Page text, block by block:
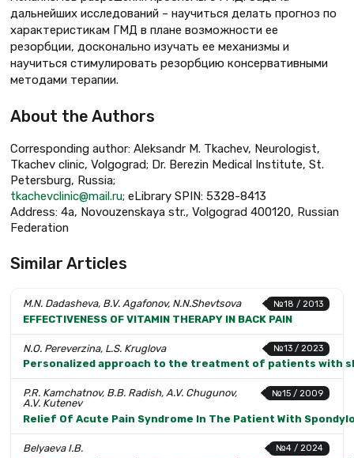
дальнейших исследований – научиться делать прогноз по
характеристикам ГМД в плане возможности ее
резорбции, досконально изучать ее механизмы и
научиться стимулировать резорбцию консервативными
методами терапии.
About the Authors
Corresponding author: Aleksandr M. Tkachev, Neurologist,
Tkachev clinic, Volgograd; Dr. Berezin Medical Institute, St.
Petersburg, Russia;
tkachevclinic@mail.ru; eLibrary SPIN: 5328-8413
Address: 4a, Novouzenskaya str., Volgograd 400120, Russian
Federation
Similar Articles
№18 / 2013
M.N. Dadasheva, B.V. Agafonov, N.N.Shevtsova
EFFECTIVENESS OF VITAMIN THERAPY IN BACK PAIN
№13 / 2023
N.O. Pereverzina, L.S. Kruglova
Personalized approach to the treatment of patients with
№15 / 2009
P.R. Kamchatnov, B.B. Radish, A.V. Chugunov,
A.V. Kutenev
Relief Of Acute Pain Syndrome In The Patient With
№4 / 2024
Belyaeva I.B.